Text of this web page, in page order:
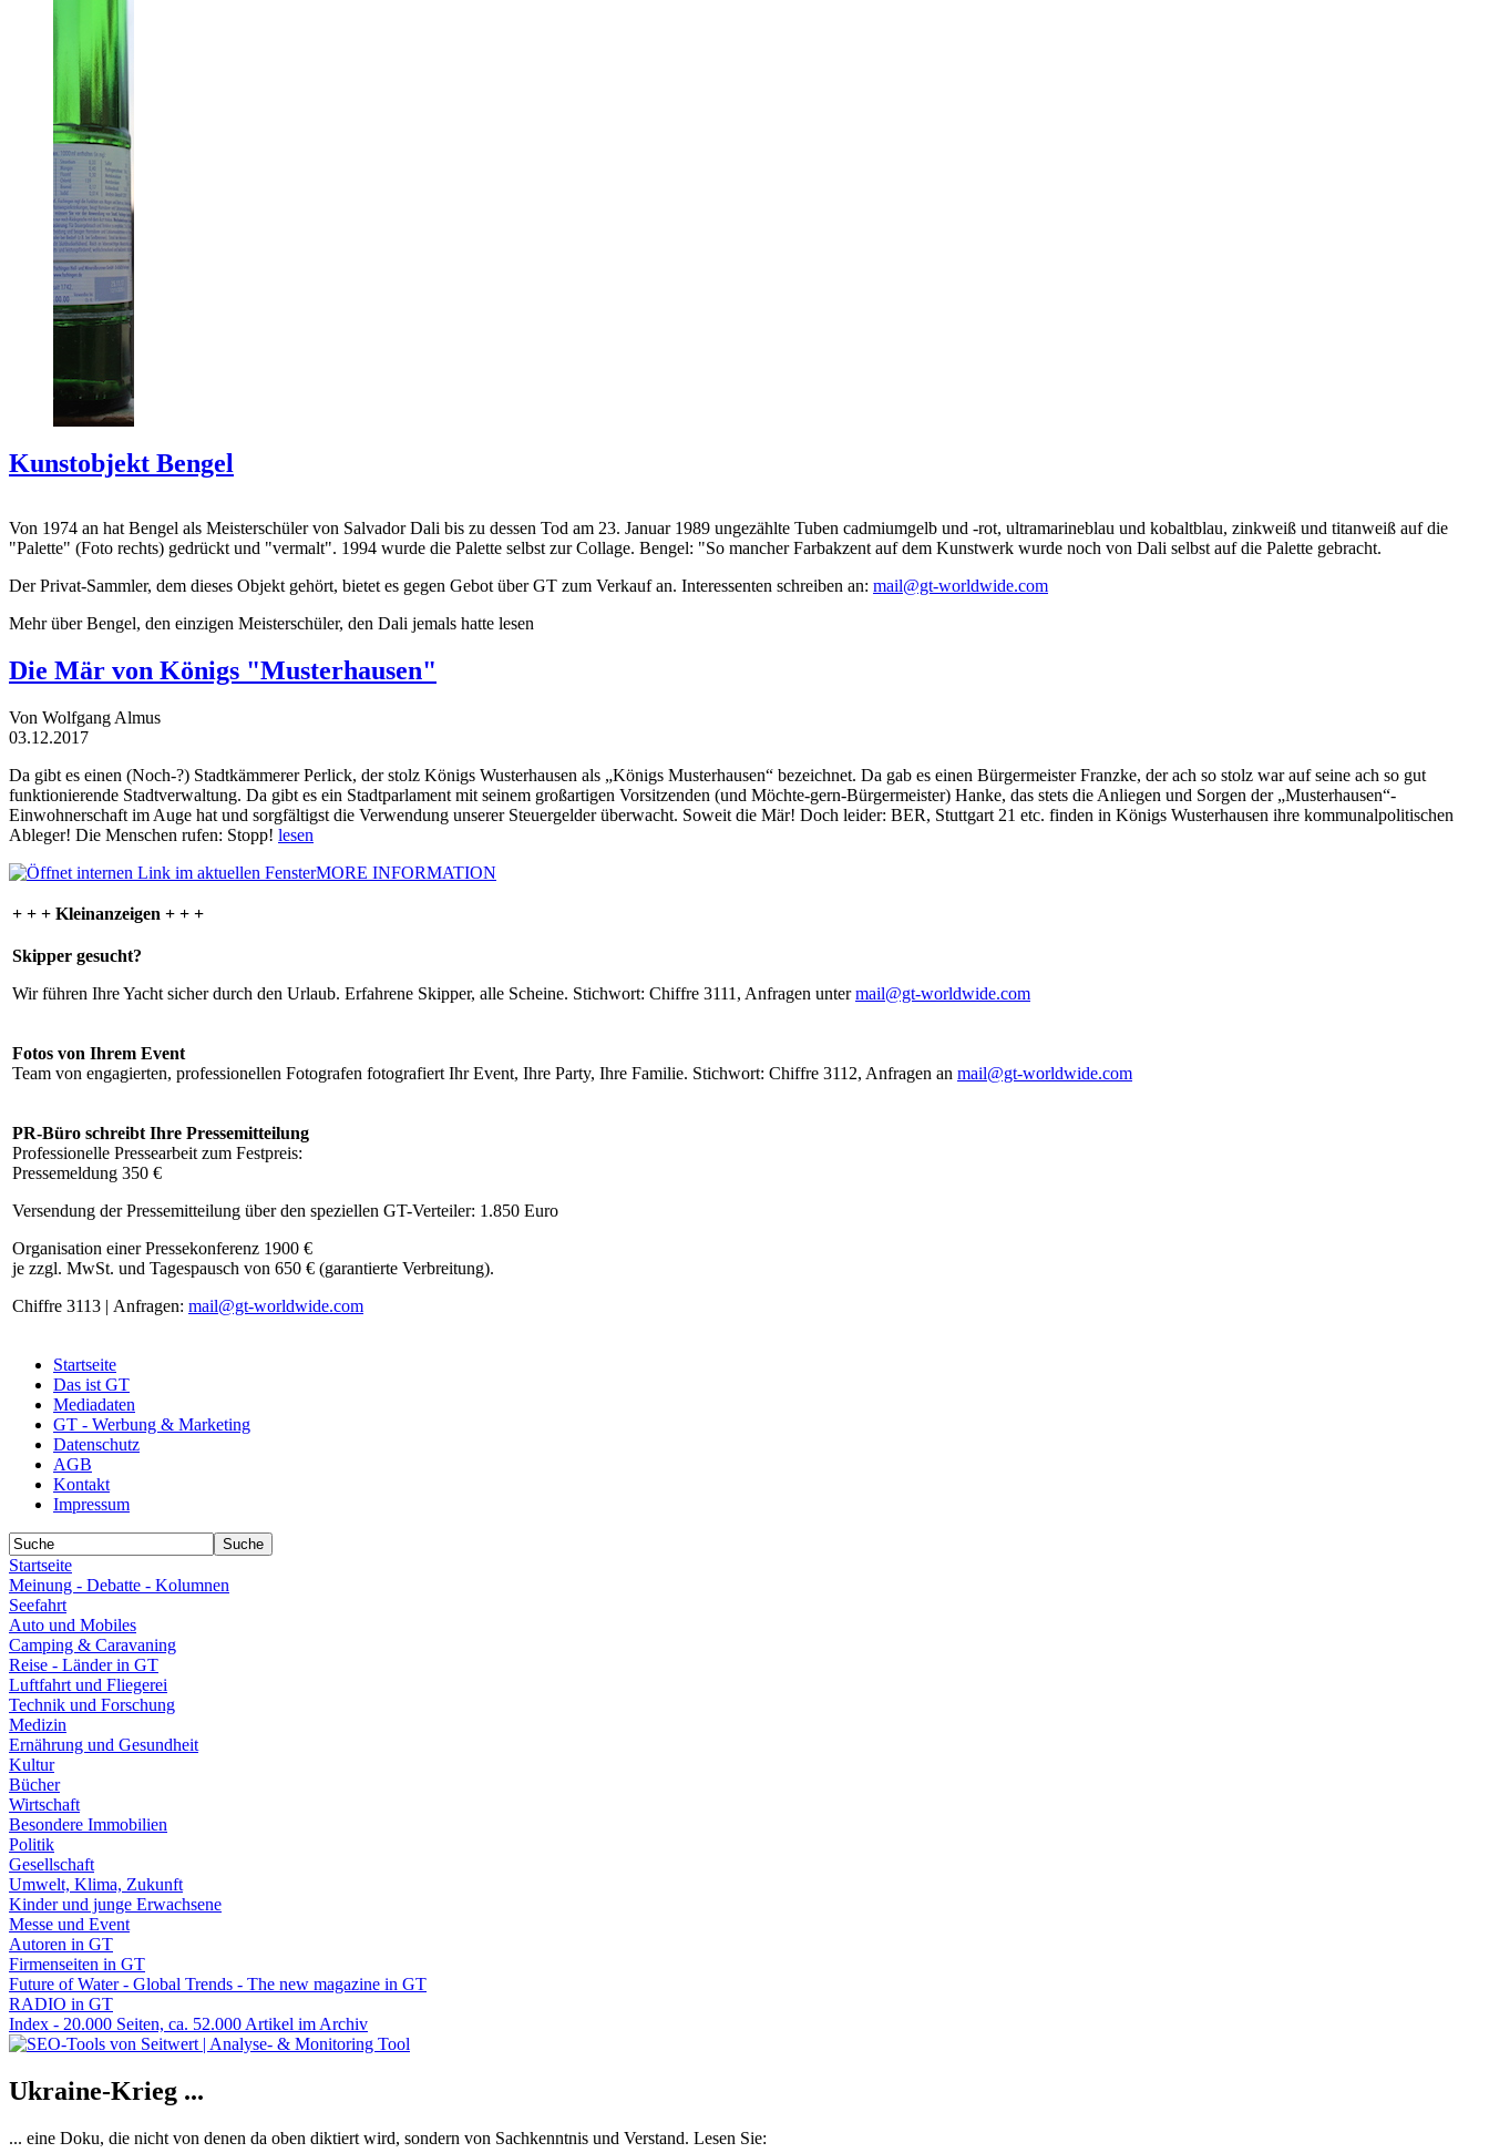
Kunstobjekt Bengel
Von 1974 an hat Bengel als Meisterschüler von Salvador Dali bis zu dessen Tod am 23. Januar 1989 ungezählte Tuben cadmiumgelb und -rot, ultramarineblau und kobaltblau, zinkweiß und titanweiß auf die
"Palette" (Foto rechts) gedrückt und "vermalt". 1994 wurde die Palette selbst zur Collage. Bengel: "So mancher Farbakzent auf dem Kunstwerk wurde noch von Dali selbst auf die Palette gebracht.
Der Privat-Sammler, dem dieses Objekt gehört, bietet es gegen Gebot über GT zum Verkauf an. Interessenten schreiben an: mail@gt-worldwide.com
Mehr über Bengel, den einzigen Meisterschüler, den Dali jemals hatte lesen
Die Mär von Königs "Musterhausen"
Von Wolfgang Almus
03.12.2017
Da gibt es einen (Noch-?) Stadtkämmerer Perlick, der stolz Königs Wusterhausen als „Königs Musterhausen“ bezeichnet. Da gab es einen Bürgermeister Franzke, der ach so stolz war auf seine ach so gut
funktionierende Stadtverwaltung. Da gibt es ein Stadtparlament mit seinem großartigen Vorsitzenden (und Möchte-gern-Bürgermeister) Hanke, das stets die Anliegen und Sorgen der „Musterhausen“-
Einwohnerschaft im Auge hat und sorgfältigst die Verwendung unserer Steuergelder überwacht. Soweit die Mär! Doch leider: BER, Stuttgart 21 etc. finden in Königs Wusterhausen ihre kommunalpolitischen
Ableger! Die Menschen rufen: Stopp! lesen
MORE INFORMATION
+ + + Kleinanzeigen + + +
Skipper gesucht?
Wir führen Ihre Yacht sicher durch den Urlaub. Erfahrene Skipper, alle Scheine. Stichwort: Chiffre 3111, Anfragen untermail@gt-worldwide.com
Fotos von Ihrem Event
Team von engagierten, professionellen Fotografen fotografiert Ihr Event, Ihre Party, Ihre Familie. Stichwort: Chiffre 3112, Anfragen an mail@gt-worldwide.com
PR-Büro schreibt Ihre Pressemitteilung
Professionelle Pressearbeit zum Festpreis:
Pressemeldung 350 €
Versendung der Pressemitteilung über den speziellen GT-Verteiler: 1.850 Euro
Organisation einer Pressekonferenz 1900 €
je zzgl. MwSt. und Tagespausch von 650 € (garantierte Verbreitung).
Chiffre 3113 | Anfragen: mail@gt-worldwide.com
Startseite
Das ist GT
Mediadaten
GT - Werbung & Marketing
Datenschutz
AGB
Kontakt
Impressum
Startseite
Meinung - Debatte - Kolumnen
Seefahrt
Auto und Mobiles
Camping & Caravaning
Reise - Länder in GT
Luftfahrt und Fliegerei
Technik und Forschung
Medizin
Ernährung und Gesundheit
Kultur
Bücher
Wirtschaft
Besondere Immobilien
Politik
Gesellschaft
Umwelt, Klima, Zukunft
Kinder und junge Erwachsene
Messe und Event
Autoren in GT
Firmenseiten in GT
Future of Water - Global Trends - The new magazine in GT
RADIO in GT
Index - 20.000 Seiten, ca. 52.000 Artikel im Archiv
Ukraine-Krieg ...
... eine Doku, die nicht von denen da oben diktiert wird, sondern von Sachkenntnis und Verstand. Lesen Sie: